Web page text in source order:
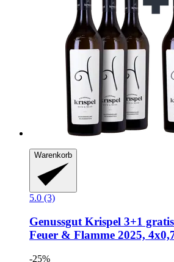
Warenkorb
5.0 (3)
Genussgut Krispel 3+1
Feuer & Flamme 2025,
-25%